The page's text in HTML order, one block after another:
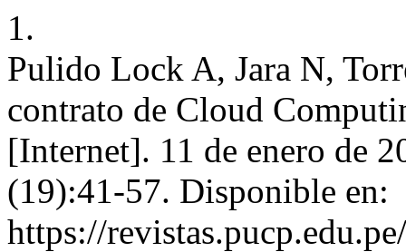
1.
Pulido Lock A, Jara N,
contrato de Cloud
[Internet]. 11 de enero de
(19):41-57. Disponible en:
https://